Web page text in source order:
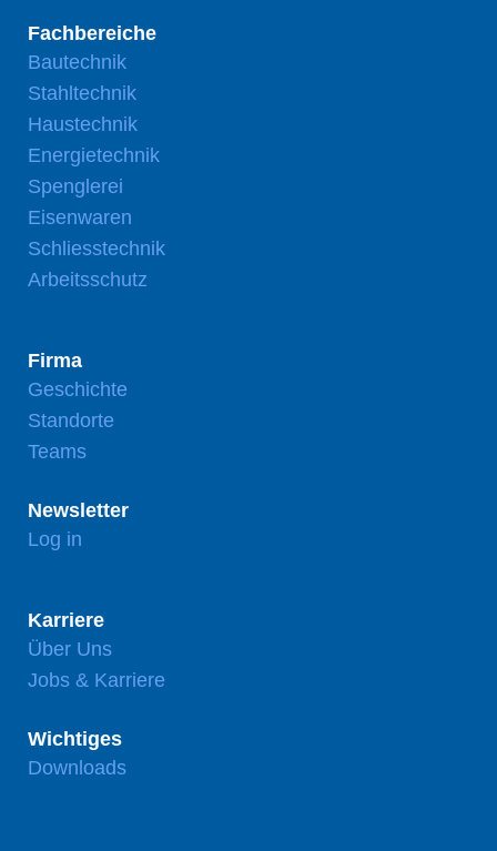
Fachbereiche
Bautechnik
Stahltechnik
Haustechnik
Energietechnik
Spenglerei
Eisenwaren
Schliesstechnik
Arbeitsschutz
Firma
Geschichte
Standorte
Teams
Newsletter
Log in
Karriere
Über Uns
Jobs & Karriere
Wichtiges
Downloads